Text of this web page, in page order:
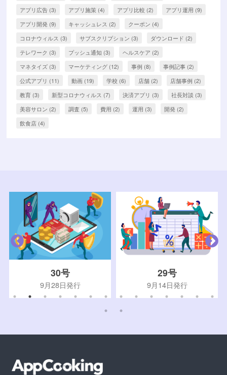
アプリ広告 (3) アプリ施策 (4) アプリ比較 (2) アプリ運用 (9)
アプリ開発 (9) キャッシュレス (2) クーポン (4)
コロナウィルス (3) サブスクリプション (3) ダウンロード (2)
テレワーク (3) プッシュ通知 (3) ヘルスケア (2)
マネタイズ (3) マーケティング (12) 事例 (8) 事例記事 (2)
公式アプリ (11) 動画 (19) 学校 (6) 店舗 (2) 店舗事例 (2)
教育 (3) 新型コロナウィルス (7) 決済アプリ (3) 社長対談 (3)
美容サロン (2) 調査 (5) 費用 (2) 運用 (3) 開発 (2)
飲食店 (4)
30号
9月28日発行
29号
9月14日発行